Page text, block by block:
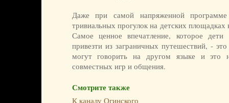
Даже при самой напряженной
тривиальных прогулок на детских
Самое ценное впечатление, которое дети
привезти из заграничных путешествий, -
могут говорить на другом языке и это
совместных игр и общения.
Смотрите также
К каналу Огинского